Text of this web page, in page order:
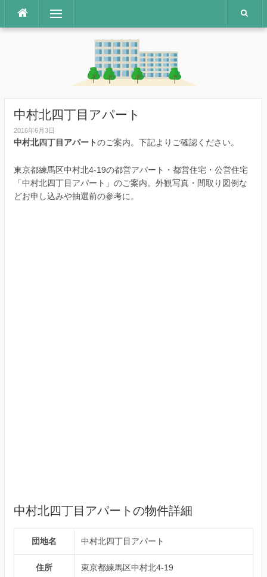
テ
メニュー
中村北四丁目アパート
2016年6月3日
中村北四丁目アパートのご案内。下記よりご確認ください。
東京都練馬区中村北4-19の都営アパート・都営住宅・公営住宅
「中村北四丁目アパート」のご案内。外観写真・間取り図例な
どお申し込みや抽選前の参考に。
中村北四丁目アパートの物件詳細
団地名 中村北四丁目アパート
住所 東京都練馬区中村北4-19